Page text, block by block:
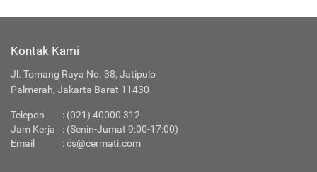
Kontak Kami
Jl. Tomang Raya No. 38, Jatipulo
Palmerah, Jakarta Barat 11430
Telepon : (021) 40000 312
Jam Kerja
: (Senin-Jumat 9:00-17:00)
Email
:cs@cermati.com